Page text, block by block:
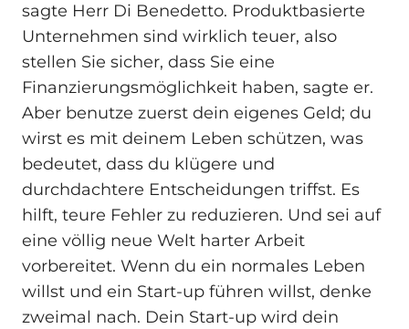
sagte Herr Di Benedetto. Produktbasierte
Unternehmen sind wirklich teuer, also
stellen Sie sicher, dass Sie eine
Finanzierungsmöglichkeit haben, sagte er.
Aber benutze zuerst dein eigenes Geld; du
wirst es mit deinem Leben schützen, was
bedeutet, dass du klügere und
durchdachtere Entscheidungen triffst. Es
hilft, teure Fehler zu reduzieren. Und sei auf
eine völlig neue Welt harter Arbeit
vorbereitet. Wenn du ein normales Leben
willst und ein Start-up führen willst, denke
zweimal nach. Dein Start-up wird dein